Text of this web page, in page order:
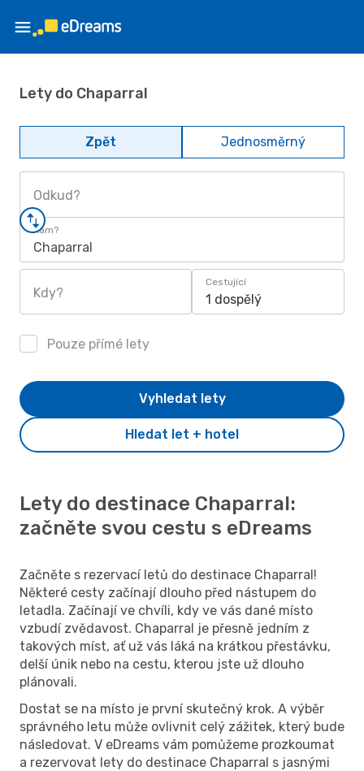
Lety do Chaparral
Zpět Jednosměrný
Odkud?
Kam?
Chaparral
Kdy?
Cestující
1 dospělý
Pouze přímé lety
Hledat let + hotel
Vyhledat lety
Lety do destinace Chaparral:
začněte svou cestu s eDreams
Začněte s rezervací letů do destinace Chaparral!
Některé cesty začínají dlouho před nástupem do
letadla. Začínají ve chvíli, kdy ve vás dané místo
vzbudí zvědavost. Chaparral je přesně jedním z
takových míst, ať už vás láká na krátkou přestávku,
delší únik nebo na cestu, kterou jste už dlouho
plánovali.
Dostat se na místo je první skutečný krok. A výběr
správného letu může ovlivnit celý zážitek, který bude
následovat. V eDreams vám pomůžeme prozkoumat
a rezervovat lety do destinace Chaparral s jasnými